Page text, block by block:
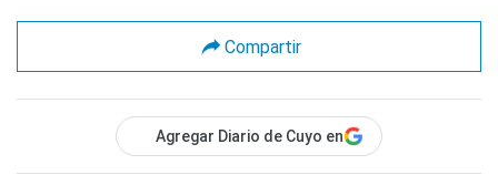
Compartir
Agregar Diario de Cuyo en